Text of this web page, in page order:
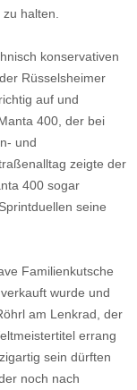
halten.
konservativen
Rüsselsheimer
auf und
400, der bei
und
zeigte der
400 sogar
seine
Familienkutsche
wurde und
am Lenkrad, der
errang
sein dürften
noch nach